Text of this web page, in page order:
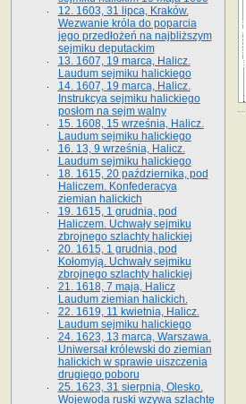
12. 1603, 31 lipca, Kraków.
Wezwanie króla do poparcia
jego przedłożeń na najbliższym
sejmiku deputackim
13. 1607, 19 marca, Halicz.
Laudum sejmiku halickiego
14. 1607, 19 marca, Halicz.
Instrukcya sejmiku halickiego
posłom na sejm walny
15. 1608, 15 września, Halicz.
Laudum sejmiku halickiego
16. 13, 9 września, Halicz.
Laudum sejmiku halickiego
18. 1615, 20 października, pod
Haliczem. Konfederacya
ziemian halickich
19. 1615, 1 grudnia, pod
Haliczem. Uchwały sejmiku
zbrojnego szlachty halickiej
20. 1615, 1 grudnia, pod
Kołomyją. Uchwały sejmiku
zbrojnego szlachty halickiej
21. 1618, 7 maja, Halicz
Laudum ziemian halickich.
22. 1619, 11 kwietnia, Halicz.
Laudum sejmiku halickiego
24. 1623, 13 marca, Warszawa.
Uniwersał królewski do ziemian
halickich w sprawie uiszczenia
drugiego poboru
25. 1623, 31 sierpnia, Olesko.
Wojewoda ruski wzywa szlachtę